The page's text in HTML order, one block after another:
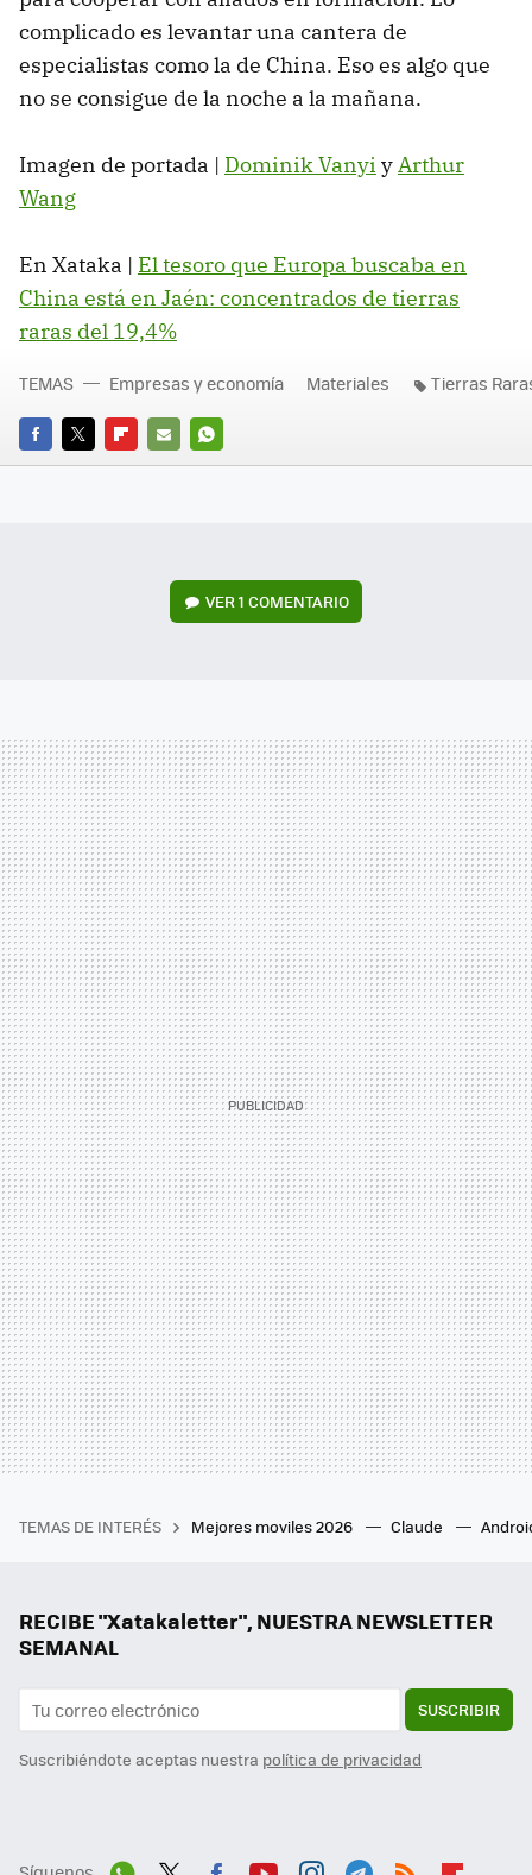
complicado es levantar una cantera de
especialistas como la de China. Eso es algo que
no se consigue de la noche a la mañana.
Imagen de portada | Dominik Vanyi yArthur
Wang
En Xataka | El tesoro que Europa buscaba en
China está en Jaén: concentrados de tierras
raras del 19,4%
FACEBOOK
TWITTERFLIPBOARD
E-
WHATSAPP
TEMAS Empresas y economía Materiales Tierras
VER1 COMENTARIO
TEMAS DE INTERÉS Mejores moviles 2026 Claude
RECIBE "Xatakaletter", NUESTRA NEWSLETTER
SEMANAL
SUSCRIBIR
Suscribiéndote aceptas nuestra política de privacidad